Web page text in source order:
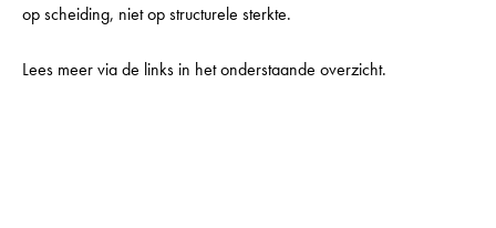
op scheiding, niet op structurele sterkte.
Lees meer via de links in het onderstaande overzicht.